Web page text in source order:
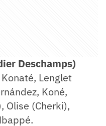
Deschamps)
Lenglet
Koné,
Olise (Cherki),